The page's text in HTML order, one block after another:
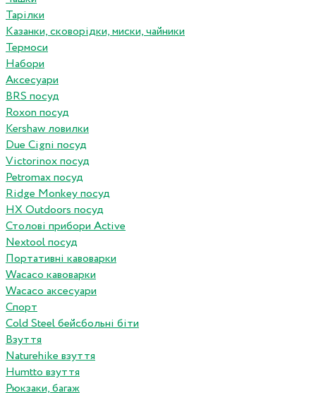
Тарілки
Казанки, сковорідки, миски, чайники
Термоси
Набори
Аксесуари
BRS посуд
Roxon посуд
Kershaw ловилки
Due Cigni посуд
Victorinox посуд
Petromax посуд
Ridge Monkey посуд
HX Outdoors посуд
Столові прибори Active
Nextool посуд
Портативні кавоварки
Wacaco кавоварки
Wacaco аксесуари
Спорт
Cold Steel бейсбольні біти
Взуття
Naturehike взуття
Humtto взуття
Рюкзаки, багаж